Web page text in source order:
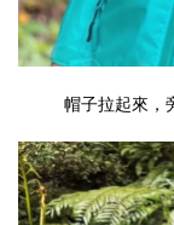
帽子拉起來，旁